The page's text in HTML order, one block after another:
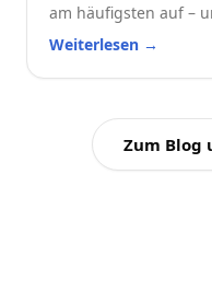
am häufigsten auf –
praktische Checkliste
Weiterlesen →
Zum Blog